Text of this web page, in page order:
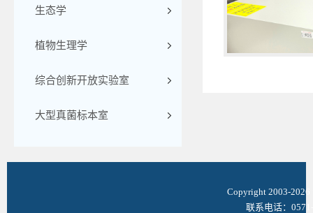
生态学
植物生理学
综合创新开放实验室
大型真菌标本室
Copyright 2003-
联系电话：